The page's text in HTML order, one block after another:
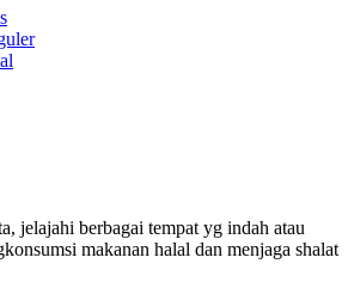
jelajahi berbagai tempat yg indah atau
makanan halal dan menjaga shalat